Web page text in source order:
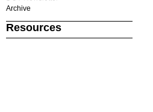
Archive
Resources